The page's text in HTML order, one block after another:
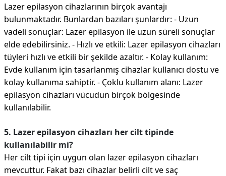
Lazer epilasyon cihazlarının birçok avantajı
bulunmaktadır. Bunlardan bazıları şunlardır: - Uzun
vadeli sonuçlar: Lazer epilasyon ile uzun süreli sonuçlar
elde edebilirsiniz. - Hızlı ve etkili: Lazer epilasyon cihazları
tüyleri hızlı ve etkili bir şekilde azaltır. - Kolay kullanım:
Evde kullanım için tasarlanmış cihazlar kullanıcı dostu ve
kolay kullanıma sahiptir. - Çoklu kullanım alanı: Lazer
epilasyon cihazları vücudun birçok bölgesinde
kullanılabilir.
5. Lazer epilasyon cihazları her cilt tipinde
kullanılabilir mi?
Her cilt tipi için uygun olan lazer epilasyon cihazları
mevcuttur. Fakat bazı cihazlar belirli cilt ve saç